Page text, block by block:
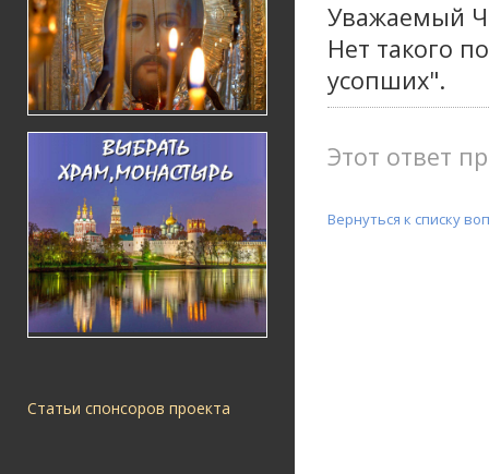
Статьи спонсоров проекта
Уважаемый
Нет такого
усопших".
Этот ответ
Вернуться к списку